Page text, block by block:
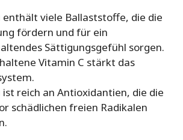
enthält viele Ballaststoffe, die die
fördern und für ein
Sättigungsgefühl sorgen.
Vitamin C stärkt das
ist reich an Antioxidantien, die die
schädlichen freien Radikalen